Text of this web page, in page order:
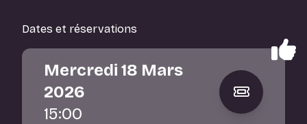
Dates et réservations
Mercredi 18 Mars
2026
15:00